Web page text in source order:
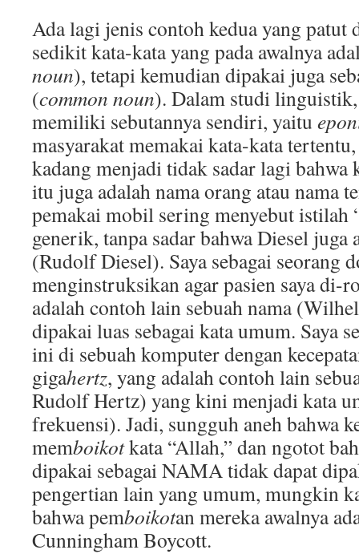
Ada lagi jenis contoh kedua yang patut
sedikit kata-kata yang pada awalnya
noun), tetapi kemudian dipakai juga
(common noun). Dalam studi
memiliki sebutannya sendiri, yaitu
masyarakat memakai kata-kata
kadang menjadi tidak sadar lagi bahwa
itu juga adalah nama orang atau nama
pemakai mobil sering menyebut istilah
generik, tanpa sadar bahwa Diesel juga
(Rudolf Diesel). Saya sebagai seorang
menginstruksikan agar pasien saya di-
adalah contoh lain sebuah nama
dipakai luas sebagai kata umum. Saya
ini di sebuah komputer dengan
gigahertz, yang adalah contoh lain
Rudolf Hertz) yang kini menjadi kata
frekuensi). Jadi, sungguh aneh bahwa
memboikotkata “Allah,” dan ngotot
dipakai sebagai NAMA tidak dapat
pengertian lain yang umum, mungkin
bahwa pemboikotan mereka awalnya
Cunningham Boycott.